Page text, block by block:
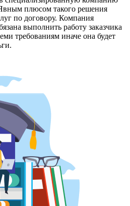
плюсом такого решения
по договору. Компания
выполнить работу заказчика
требованиям иначе она будет